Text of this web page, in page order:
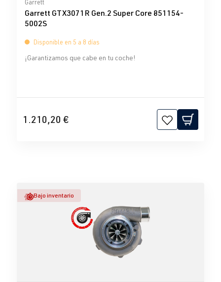
Garrett
Garrett GTX3071R Gen.2 Super Core 851154-
5002S
Disponible en 5 a 8 días
¡Garantizamos que cabe en tu coche!
1.210,20 €
Bajo inventario